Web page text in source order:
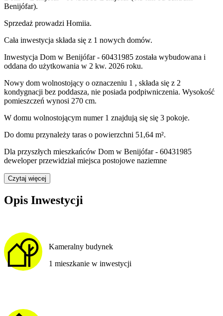
Benijófar).
Sprzedaż prowadzi Homiia.
Cała inwestycja składa się z 1 nowych domów.
Inwestycja Dom w Benijófar - 60431985 została wybudowana i
oddana do użytkowania w 2 kw. 2026 roku.
Nowy dom wolnostojący o oznaczeniu 1 , składa się z 2
kondygnacji bez poddasza, nie posiada podpiwniczenia. Wysokość
pomieszczeń wynosi 270 cm.
W domu wolnostojącym numer 1 znajdują się się 3 pokoje.
Do domu przynależy taras o powierzchni 51,64 m².
Dla przyszłych mieszkańców Dom w Benijófar - 60431985
deweloper przewidziałmiejsca postojowe naziemne
Czytaj więcej
Opis Inwestycji
Kameralny budynek
1 mieszkanie w inwestycji